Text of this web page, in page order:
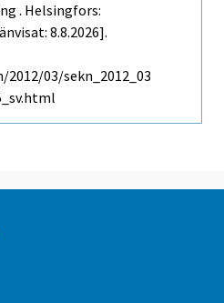
. Helsingfors:
8.8.2026].
03/sekn_2012_03